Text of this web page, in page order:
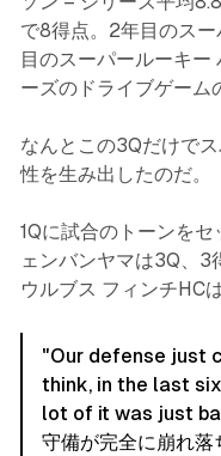
で8得点。2年目のス
目のスーパールーキ
ーズのドライブゲーム
なんとこの3Qだけで
性を生み出したのだ。
1Qに試合のトーンを
ェンバンヤマは3Q、3
ウルブス フィンチHC
"Our defense just
think, in the last
lot of it was just
守備が完全に崩れ